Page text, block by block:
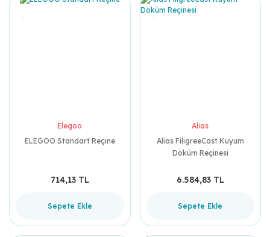
Elegoo
ELEGOO Standart Reçine
714,13 TL
Sepete Ekle
Alias
Alias FiligreeCast Kuyum
Döküm Reçinesi
6.584,83 TL
Sepete Ekle